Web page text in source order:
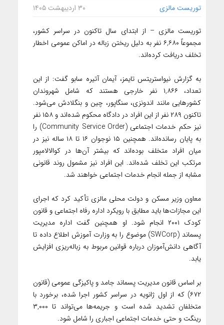
توریست مالزی ۳۰ اردیبهشت ۱۴۰۵
توریست مالزی – از ابتدای سال تاکنون در سراسر کشور،
مجموعاً ۶,۶۸۰ نفر به دلیل ریختن زباله در اماکن عمومی اخطار
تخلف دریافت کرده‌اند.
به گزارش نیواستریتس تایمز، آیمان آتیره سابو گفت: از این
تعداد، ۱,۸۶۶ نفر خارجی هستند که شامل شهروندان
کشورهایی مانند اندونزی، سنگاپور، چین و بنگلادش می‌شود.
تاکنون ۲۸۹ نفر از این افراد در دادگاه محکوم شده‌اند و ۱۵۸ نفر
نیز حکم خدمات اجتماعی (Community Service Order) را
به پایان رسانده‌اند. همچنین ۱۵ نوجوان ۱۶ تا ۱۸ ساله نیز در
میان افراد متخلف بوده‌اند که بیشتر آن‌ها در کوالالامپور
مرتکب این تخلف شده‌اند. این افراد نیز مشمول روند قانونی
مشابه از جمله انجام خدمات اجتماعی خواهند شد.
معاون وزیر مسکن و دولت محلی مالزی تأکید کرد که اجرای
این مجازات‌ها باید مطابق با رویکرد اداره رفاه اجتماعی و قانون
کودک ۲۰۰۱ انجام شود. او همچنین گفت اداره مدیریت
پسماند (SWCorp) موضوع را به وزارت آموزش اطلاع داده تا
آگاهی دانش‌آموزان درباره قوانین مربوط به زباله‌ریزی افزایش
یابد.
بر اساس قانون مدیریت پسماند جامد و پاکیزگی عمومی (قانون
۶۷۲) که از اول ژانویه در سراسر کشور اجرا شده، برخورد با
متخلفان تشدید شده است و جریمه‌ها می‌تواند تا ۳,۰۰۰
رینگت و حتی خدمات اجتماعی اجباری را شامل شود.